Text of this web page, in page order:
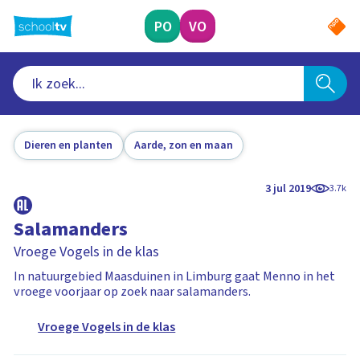
naar
hoofdinhoud
PO VO
Dieren en planten Aarde, zon en maan
3 jul 2019 3.7k
Salamanders
Vroege Vogels in de klas
In natuurgebied Maasduinen in Limburg gaat Menno in het
vroege voorjaar op zoek naar salamanders.
Vroege Vogels in de klas